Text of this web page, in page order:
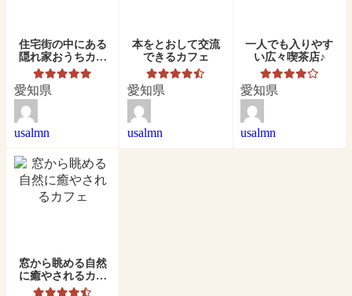
住宅街の中にある
隠れ家おうちカフ
ェ！
愛知県
usalmn
本をとおして交流
できるカフェ
愛知県
usalmn
一人でも入りやす
い広々喫茶店♪
愛知県
usalmn
窓から眺める自然
に癒やされるカフ
ェ